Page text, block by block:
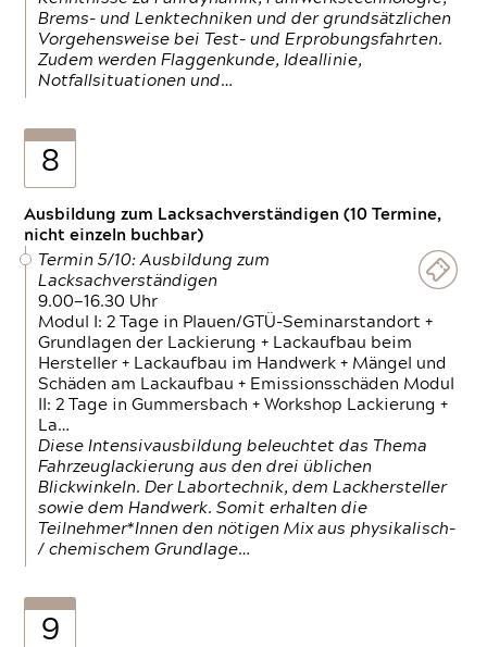
Brems- und Lenktechniken und der grundsätzlichen
Vorgehensweise bei Test- und Erprobungsfahrten.
Zudem werden Flaggenkunde, Ideallinie,
Notfallsituationen und…
8
Ausbildung zum Lacksachverständigen (10 Termine,
nicht einzeln buchbar)
Termin 5/10: Ausbildung zum
Lacksachverständigen
9.00—16.30 Uhr
Modul I: 2 Tage in Plauen/GTÜ-Seminarstandort +
Grundlagen der Lackierung + Lackaufbau beim
Hersteller + Lackaufbau im Handwerk + Mängel und
Schäden am Lackaufbau + Emissionsschäden Modul
II: 2 Tage in Gummersbach + Workshop Lackierung +
La…
Diese Intensivausbildung beleuchtet das Thema
Fahrzeuglackierung aus den drei üblichen
Blickwinkeln. Der Labortechnik, dem Lackhersteller
sowie dem Handwerk. Somit erhalten die
Teilnehmer*Innen den nötigen Mix aus physikalisch-
/ chemischem Grundlage…
9